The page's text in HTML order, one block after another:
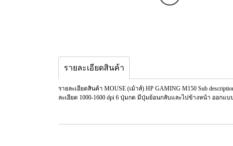
รายละเอียดสินค้า
รายละเอียดสินค้า MOUSE (เม้าส์) HP GAMING M150 Sub
ละเอียด 1000-1600 dpi 6 ปุ่มกด มีปุ่มย้อนกลับและไปข้างหน้า ออกแ